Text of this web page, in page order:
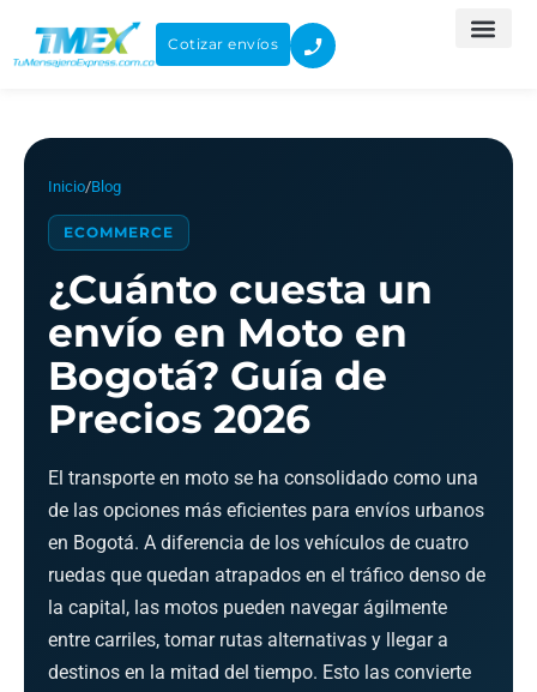
Cotizar envíos
Inicio/Blog
ECOMMERCE
¿Cuánto cuesta un
envío en Moto en
Bogotá? Guía de
Precios 2026
El transporte en moto se ha consolidado como una
de las opciones más eficientes para envíos urbanos
en Bogotá. A diferencia de los vehículos de cuatro
ruedas que quedan atrapados en el tráfico denso de
la capital, las motos pueden navegar ágilmente
entre carriles, tomar rutas alternativas y llegar a
destinos en la mitad del tiempo. Esto las convierte